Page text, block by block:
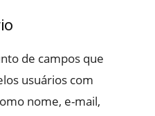
de campos que
usuários com
nome, e-mail,